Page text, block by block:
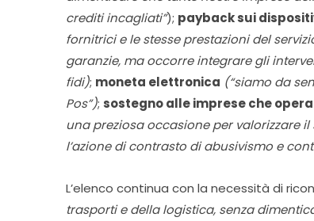
crediti incagliati”); payback sui
fornitrici e le stesse prestazioni del
garanzie, ma occorre integrare gli
fidi); moneta elettronica (“siamo da
Pos”); sostegno alle imprese che
una preziosa occasione per valorizzare
l’azione di contrasto di abusivismo e
L’elenco continua con la necessità di
trasporti e della logistica, senza